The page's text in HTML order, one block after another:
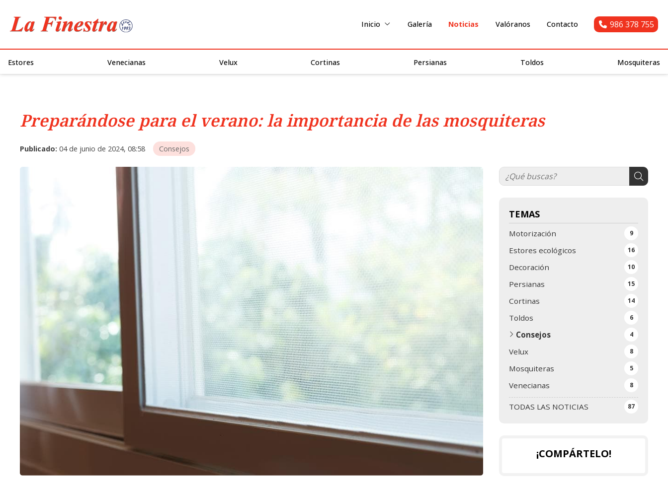
Inicio Galería Noticias Valóranos Contacto 986 378 755
Estores Venecianas Velux Cortinas Persianas Toldos Mosquiteras
Preparándose para el verano: la importancia de las mosquiteras
Publicado: 04 de junio de 2024, 08:58 Consejos
TEMAS
TODAS LAS NOTICIAS 87
Motorización 9
Estores ecológicos 16
Decoración 10
Persianas 15
Cortinas 14
Toldos 6
Consejos 4
Velux 8
Mosquiteras 5
Venecianas 8
¡COMPÁRTELO!